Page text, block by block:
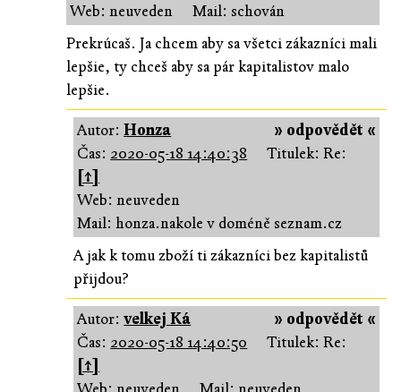
Web: neuveden
Mail: schován
Prekrúcaš. Ja chcem aby sa všetci zákazníci mali
lepšie, ty chceš aby sa pár kapitalistov malo
lepšie.
» odpovědět «
Autor:Honza
Čas: 2020-05-18 14:40:38
Titulek: Re:
[↑]
Web: neuveden
Mail: honza.nakole v doméně seznam.cz
A jak k tomu zboží ti zákazníci bez kapitalistů
přijdou?
» odpovědět «
Autor:velkej Ká
Čas: 2020-05-18 14:40:50
Titulek: Re:
[↑]